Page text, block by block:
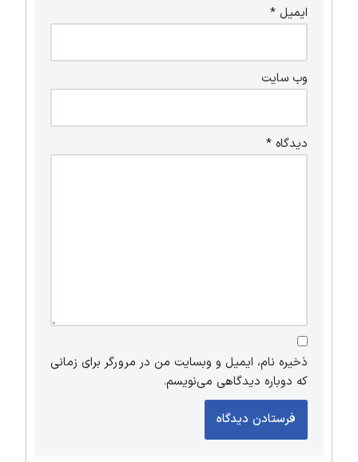
ایمیل *
وب‌ سایت
دیدگاه *
ذخیره نام، ایمیل و وبسایت من در مرورگر برای زمانی
که دوباره دیدگاهی می‌نویسم.